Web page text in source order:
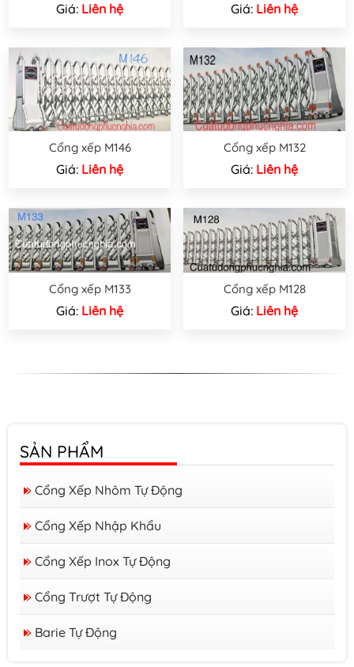
Giá: Liên hệ Giá: Liên hệ
Cổng xếp M146
Giá: Liên hệ
Cổng xếp M132
Giá: Liên hệ
Cổng xếp M133
Giá: Liên hệ
Cổng xếp M128
Giá: Liên hệ
SẢN PHẨM
Cổng Xếp Nhôm Tự Động
Cổng Xếp Nhập Khẩu
Cổng Xếp Inox Tự Động
Cổng Trượt Tự Động
Barie Tự Động